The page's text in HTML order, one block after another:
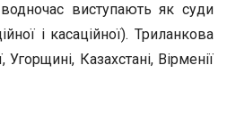
виступають як суди
і касаційної). Триланкова
Угорщині, Казахстані, Вірменії